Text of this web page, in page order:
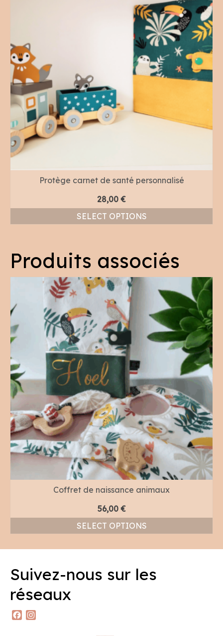
Protège carnet de santé personnalisé
28,00 €
SELECT OPTIONS
Produits associés
Coffret de naissance animaux
56,00 €
SELECT OPTIONS
Suivez-nous sur les
réseaux
Facebook